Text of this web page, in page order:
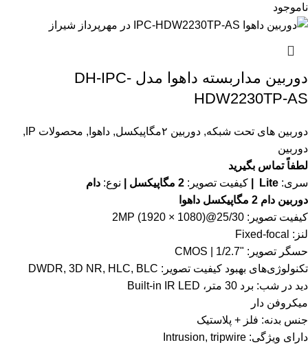
ناموجود
دوربین مداربسته داهوا مدل DH-IPC-
HDW2230TP-AS
دوربین های تحت شبکه, دوربین ۲مگاپیکسل , داهوا , محصولات IP
,
دوربین
لطفاً تماس بگیرید
سری: Lite | کیفیت تصویر: نوع: دام
دوربین دام 2 مگاپیکسل داهوا
کیفیت تصویر: 2MP (1920 × 1080)@25/30
لنز: Fixed-focal
حسگر تصویر: "1/2.7 | CMOS
تکنولوژی‌های بهبود کیفیت تصویر: DWDR, 3D NR, HLC, BLC
دید در شب: برد 30 متر، Built-in IR LED
میکروفن دار
جنس بدنه: فلز + پلاستیک
دارای ویژگی: Intrusion, tripwire